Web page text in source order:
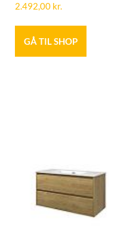
2.492,00 kr.
GÅ TIL SHOP